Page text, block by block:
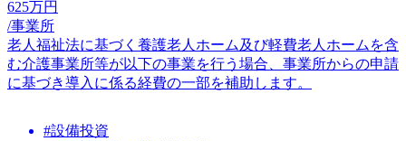
625万円
/事業所
老人福祉法に基づく養護老人ホーム及び軽費老人ホームを含
む介護事業所等が以下の事業を行う場合、事業所からの申請
に基づき導入に係る経費の一部を補助します。
#設備投資